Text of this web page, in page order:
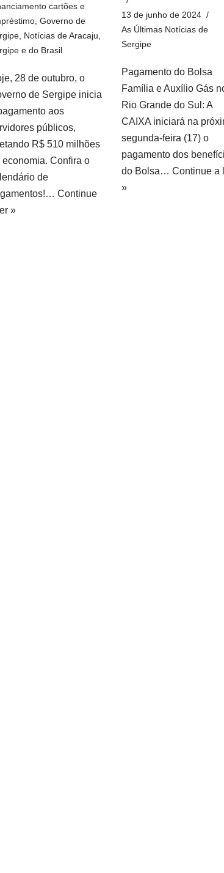
cartões e
Governo de
Notícias de Aracaju,
e do Brasil
28 de outubro, o
de Sergipe inicia
aos
públicos,
R$ 510 milhões
economia. Confira o
de
Continue
»
13 de junho de 2024
As Últimas Notícias de
Sergipe
Pagamento do Bolsa
Família e Auxílio Gás
Rio Grande do Sul: A
CAIXA iniciará na
segunda-feira (17) o
pagamento dos
do Bolsa… Continue a
»